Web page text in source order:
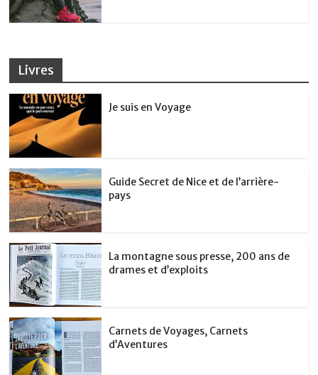
Livres
Je suis en Voyage
Guide Secret de Nice et de l’arrière-
pays
La montagne sous presse, 200 ans de
drames et d’exploits
Carnets de Voyages, Carnets
d’Aventures